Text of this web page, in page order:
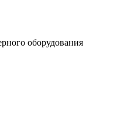
оборудования